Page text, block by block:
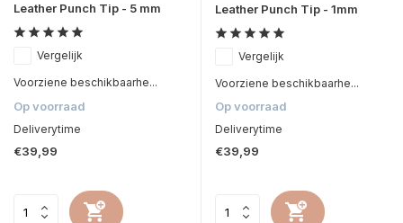
Leather Punch Tip - 5 mm
Vergelijk
Voorziene beschikbaarhe...
Op voorraad
Deliverytime
€39,99
Leather Punch Tip - 1mm
Vergelijk
Voorziene beschikbaarhe...
Op voorraad
Deliverytime
€39,99